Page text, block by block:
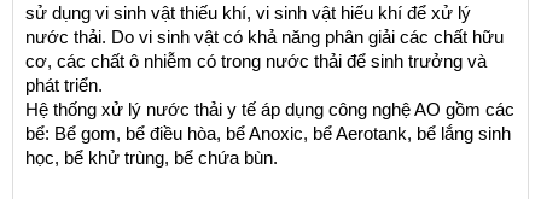
sử dụng vi sinh vật thiếu khí, vi sinh vật hiếu khí để xử lý
nước thải. Do vi sinh vật có khả năng phân giải các chất hữu
cơ, các chất ô nhiễm có trong nước thải để sinh trưởng và
phát triển.
Hệ thống xử lý nước thải y tế áp dụng công nghệ AO gồm các
bể: Bể gom, bể điều hòa, bể Anoxic, bể Aerotank, bể lắng sinh
học, bể khử trùng, bể chứa bùn.